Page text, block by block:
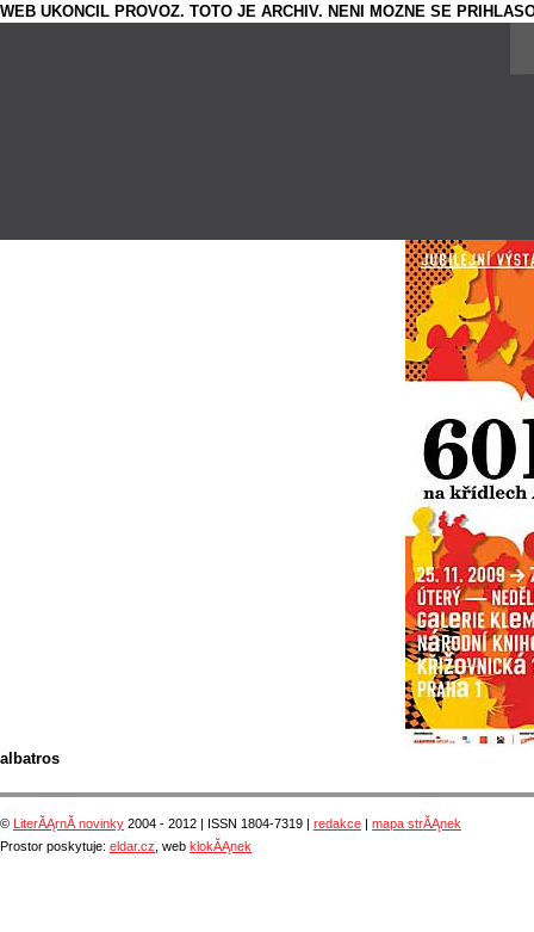
WEB UKONCIL PROVOZ. TOTO JE ARCHIV. NENI MOZNE SE
albatros
© LiterĂĄrnĂ­ novinky 2004 - 2012 | ISSN 1804-7319 | redakce
mapa strĂĄnek
Prostor poskytuje: eldar.cz , web klokĂĄnek